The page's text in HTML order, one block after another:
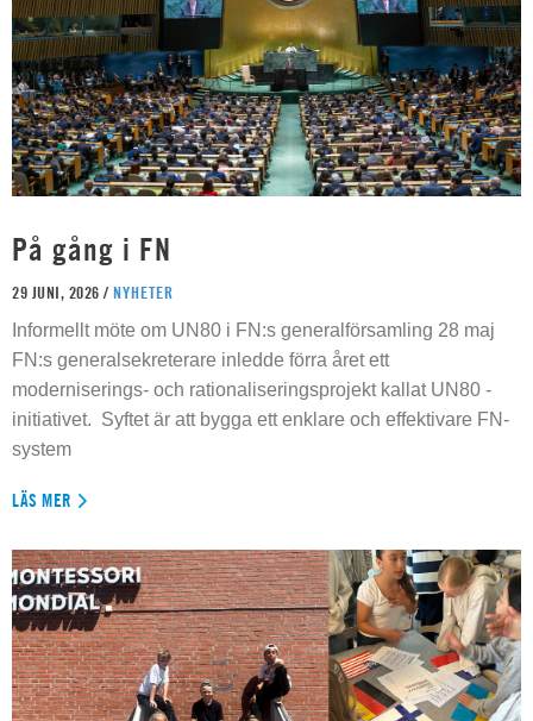
På gång i FN
29 JUNI, 2026 / NYHETER
Informellt möte om UN80 i FN:s generalförsamling 28 maj
FN:s generalsekreterare inledde förra året ett
moderniserings- och rationaliseringsprojekt kallat UN80 -
initiativet. Syftet är att bygga ett enklare och effektivare FN-
system
LÄS MER